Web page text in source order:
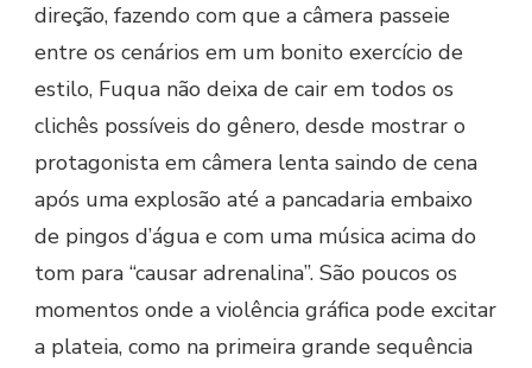
direção, fazendo com que a câmera passeie
entre os cenários em um bonito exercício de
estilo, Fuqua não deixa de cair em todos os
clichês possíveis do gênero, desde mostrar o
protagonista em câmera lenta saindo de cena
após uma explosão até a pancadaria embaixo
de pingos d’água e com uma música acima do
tom para “causar adrenalina”. São poucos os
momentos onde a violência gráfica pode excitar
a plateia, como na primeira grande sequência